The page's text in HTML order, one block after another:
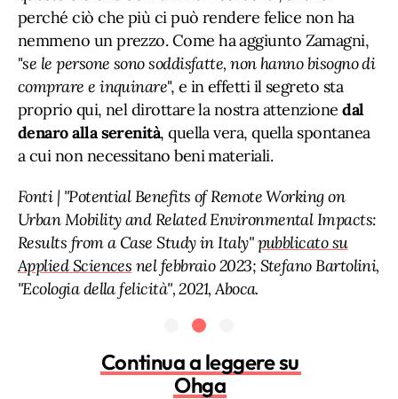
perché ciò che più ci può rendere felice non ha
nemmeno un prezzo. Come ha aggiunto Zamagni,
"se le persone sono soddisfatte, non hanno bisogno di
comprare e inquinare", e in effetti il segreto sta
proprio qui, nel dirottare la nostra attenzionedal
denaro alla serenità, quella vera, quella spontanea
a cui non necessitano beni materiali.
Fonti | "Potential Benefits of Remote Working on
Urban Mobility and Related Environmental Impacts:
Results from a Case Study in Italy"pubblicato su
Applied Sciences nel febbraio 2023; Stefano Bartolini,
"Ecologia della felicità", 2021, Aboca.
Continua a leggere su
Ohga